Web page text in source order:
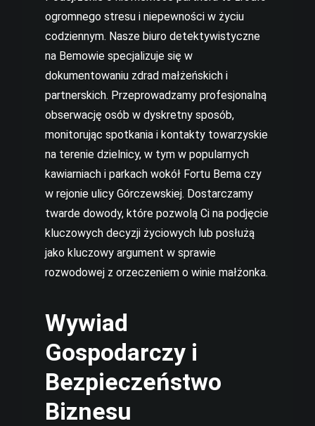
ogromnego stresu i niepewności w życiu
codziennym. Nasze biuro detektywistyczne
na Bemowie specjalizuje się w
dokumentowaniu zdrad małżeńskich i
partnerskich. Przeprowadzamy profesjonalną
obserwację osób w dyskretny sposób,
monitorując spotkania i kontakty towarzyskie
na terenie dzielnicy, w tym w popularnych
kawiarniach i parkach wokół Fortu Bema czy
w rejonie ulicy Górczewskiej. Dostarczamy
twarde dowody, które pozwolą Ci na podjęcie
kluczowych decyzji życiowych lub posłużą
jako kluczowy argument w sprawie
rozwodowej z orzeczeniem o winie małżonka.
Wywiad
Gospodarczy i
Bezpieczeństwo
Biznesu